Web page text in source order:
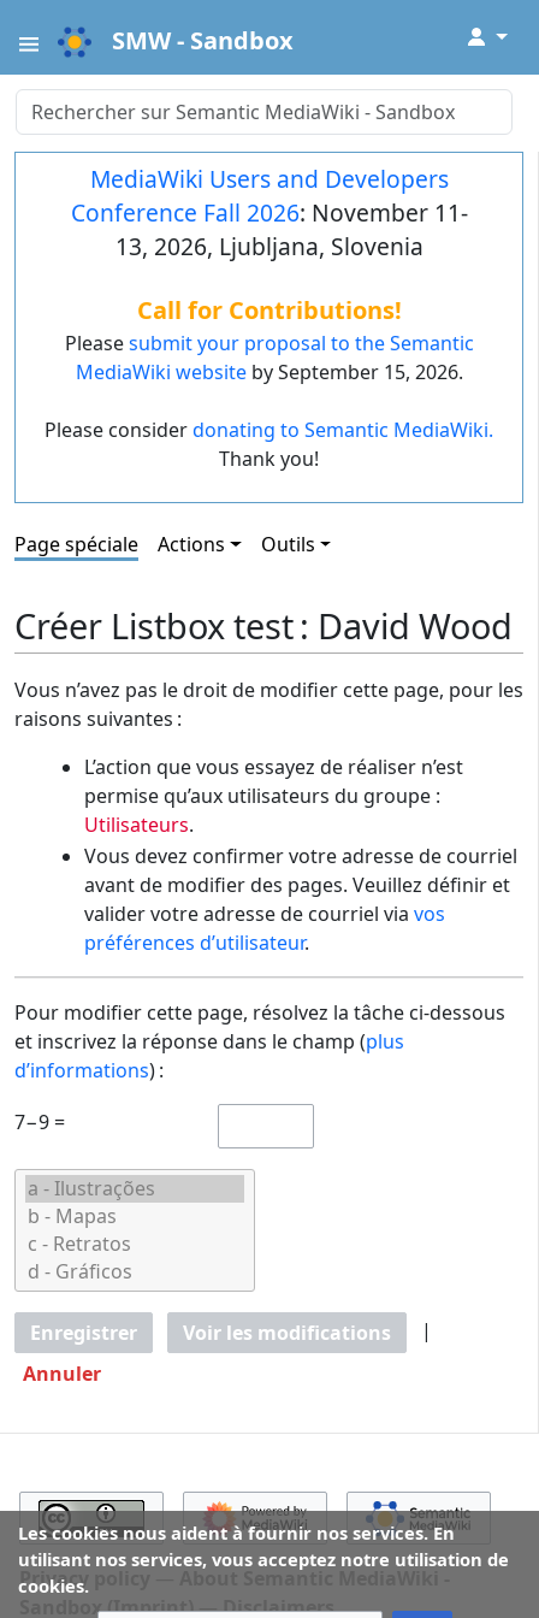
SMW - Sandbox ↓
MediaWiki Users and Developers
Conference Fall 2026: November 11-
13, 2026, Ljubljana, Slovenia
Call for Contributions!
Pleasesubmit your proposal to the Semantic
MediaWiki websiteby September 15, 2026.
Please considerdonating to Semantic MediaWiki.
Thank you!
Page spéciale Actions Outils
Créer Listbox test : David Wood
Vous n’avez pas le droit de modifier cette page, pour les
raisons suivantes :
L’action que vous essayez de réaliser n’est
permise qu’aux utilisateurs du groupe :
Utilisateurs.
Vous devez confirmer votre adresse de courriel
avant de modifier des pages. Veuillez définir et
valider votre adresse de courriel via vos
préférences d’utilisateur.
Pour modifier cette page, résolvez la tâche ci-dessous
et inscrivez la réponse dans le champ (plus
d’informations) :
7−9 =
Enregistrer Voir les modifications
|
Annuler
Les cookies nous aident à fournir nos services. En
utilisant nos services, vous acceptez notre utilisation de
cookies.
Privacy policy
About Semantic MediaWiki -
Sandbox (Imprint)
Disclaimers